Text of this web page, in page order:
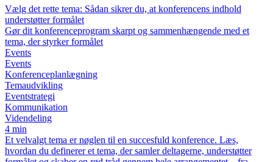
Vælg det rette tema: Sådan sikrer du, at konferencens indhold
understøtter formålet
Gør dit konferenceprogram skarpt og sammenhængende med et
tema, der styrker formålet
Events
Events
Konferenceplanlægning
Temaudvikling
Eventstrategi
Kommunikation
Videndeling
4 min
Et velvalgt tema er nøglen til en succesfuld konference. Læs,
hvordan du definerer et tema, der samler deltagerne, understøtter